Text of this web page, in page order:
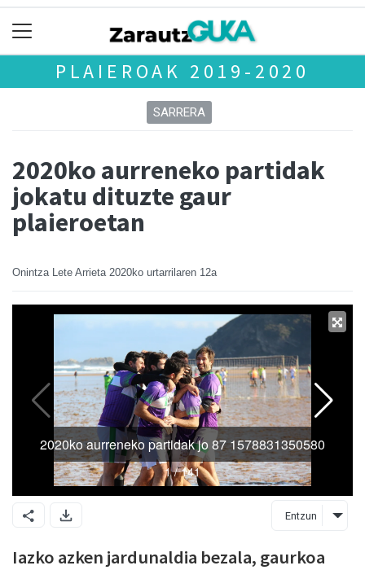
PLAIEROAK 2019-2020
SARRERA
2020ko aurreneko partidak
jokatu dituzte gaur
plaieroetan
Onintza Lete Arrieta 2020ko urtarrilaren 12a
Entzun
Iazko azken jardunaldia bezala, gaurkoa